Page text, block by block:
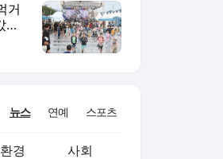
거
다
뉴스 연예 스포츠
경 사회